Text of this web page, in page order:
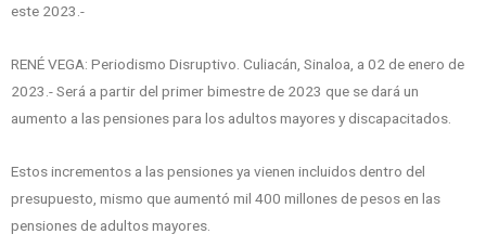
este 2023.-
RENÉ VEGA: Periodismo Disruptivo. Culiacán, Sinaloa, a 02 de enero de
2023.- Será a partir del primer bimestre de 2023 que se dará un
aumento a las pensiones para los adultos mayores y discapacitados.
Estos incrementos a las pensiones ya vienen incluidos dentro del
presupuesto, mismo que aumentó mil 400 millones de pesos en las
pensiones de adultos mayores.